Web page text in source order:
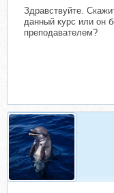
Здравствуйте.
данный курс или он
преподавателем?